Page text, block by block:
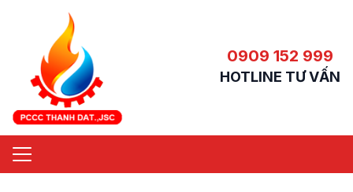
0909 152 999
HOTLINE TƯ VẤN